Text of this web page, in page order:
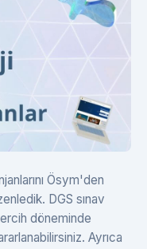
Ösym'den
DGS sınav
döneminde
Ayrıca